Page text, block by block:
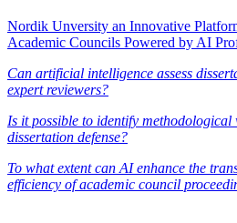
Nordik Unversity an Innovative
Academic Councils Powered by AI
Can artificial intelligence assess
expert reviewers?
Is it possible to identify methodological
dissertation defense?
To what extent can AI enhance the
efficiency of academic council